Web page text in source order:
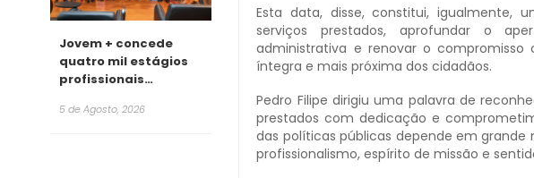
Jovem + concede
quatro mil estágios
profissionais
2026
5 de Agosto, 2026
Esta data, disse, constitui, igualmente,
serviços prestados, aprofundar o
administrativa e renovar o compromisso
íntegra e mais próxima dos cidadãos.
Pedro Filipe dirigiu uma palavra de
prestados com dedicação e
das políticas públicas depende em
profissionalismo, espírito de missão e